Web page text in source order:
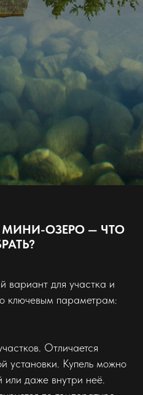
МИНИ-ОЗЕРО — ЧТО
вариант для участка и
ключевым параметрам:
Отличается
установки. Купель можно
или даже внутри неё.